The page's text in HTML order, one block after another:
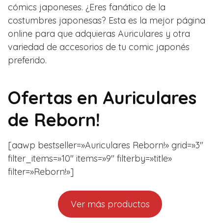
cómics japoneses. ¿Eres fanático de la
costumbres japonesas? Esta es la mejor página
online para que adquieras Auriculares y otra
variedad de accesorios de tu comic japonés
preferido.
Ofertas en Auriculares
de Reborn!
[aawp bestseller=»Auriculares Reborn!» grid=»3″
filter_items=»10″ items=»9″ filterby=»title»
filter=»Reborn!»]
Ver más productos